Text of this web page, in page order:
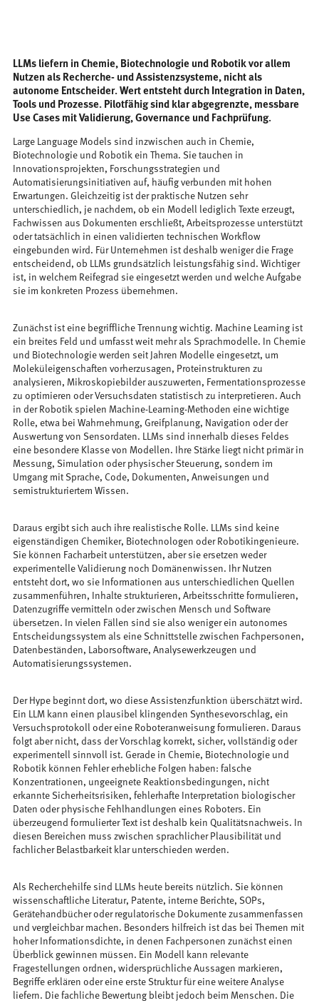
LLMs liefern in Chemie, Biotechnologie und Robotik vor allem
Nutzen als Recherche- und Assistenzsysteme, nicht als
autonome Entscheider. Wert entsteht durch Integration in Daten,
Tools und Prozesse. Pilotfähig sind klar abgegrenzte, messbare
Use Cases mit Validierung, Governance und Fachprüfung.
Large Language Models sind inzwischen auch in Chemie,
Biotechnologie und Robotik ein Thema. Sie tauchen in
Innovationsprojekten, Forschungsstrategien und
Automatisierungsinitiativen auf, häufig verbunden mit hohen
Erwartungen. Gleichzeitig ist der praktische Nutzen sehr
unterschiedlich, je nachdem, ob ein Modell lediglich Texte erzeugt,
Fachwissen aus Dokumenten erschließt, Arbeitsprozesse unterstützt
oder tatsächlich in einen validierten technischen Workflow
eingebunden wird. Für Unternehmen ist deshalb weniger die Frage
entscheidend, ob LLMs grundsätzlich leistungsfähig sind. Wichtiger
ist, in welchem Reifegrad sie eingesetzt werden und welche Aufgabe
sie im konkreten Prozess übernehmen.
Zunächst ist eine begriffliche Trennung wichtig. Machine Learning ist
ein breites Feld und umfasst weit mehr als Sprachmodelle. In Chemie
und Biotechnologie werden seit Jahren Modelle eingesetzt, um
Moleküleigenschaften vorherzusagen, Proteinstrukturen zu
analysieren, Mikroskopiebilder auszuwerten, Fermentationsprozesse
zu optimieren oder Versuchsdaten statistisch zu interpretieren. Auch
in der Robotik spielen Machine-Learning-Methoden eine wichtige
Rolle, etwa bei Wahrnehmung, Greifplanung, Navigation oder der
Auswertung von Sensordaten. LLMs sind innerhalb dieses Feldes
eine besondere Klasse von Modellen. Ihre Stärke liegt nicht primär in
Messung, Simulation oder physischer Steuerung, sondern im
Umgang mit Sprache, Code, Dokumenten, Anweisungen und
semistrukturiertem Wissen.
Daraus ergibt sich auch ihre realistische Rolle. LLMs sind keine
eigenständigen Chemiker, Biotechnologen oder Robotikingenieure.
Sie können Facharbeit unterstützen, aber sie ersetzen weder
experimentelle Validierung noch Domänenwissen. Ihr Nutzen
entsteht dort, wo sie Informationen aus unterschiedlichen Quellen
zusammenführen, Inhalte strukturieren, Arbeitsschritte formulieren,
Datenzugriffe vermitteln oder zwischen Mensch und Software
übersetzen. In vielen Fällen sind sie also weniger ein autonomes
Entscheidungssystem als eine Schnittstelle zwischen Fachpersonen,
Datenbeständen, Laborsoftware, Analysewerkzeugen und
Automatisierungssystemen.
Der Hype beginnt dort, wo diese Assistenzfunktion überschätzt wird.
Ein LLM kann einen plausibel klingenden Synthesevorschlag, ein
Versuchsprotokoll oder eine Roboteranweisung formulieren. Daraus
folgt aber nicht, dass der Vorschlag korrekt, sicher, vollständig oder
experimentell sinnvoll ist. Gerade in Chemie, Biotechnologie und
Robotik können Fehler erhebliche Folgen haben: falsche
Konzentrationen, ungeeignete Reaktionsbedingungen, nicht
erkannte Sicherheitsrisiken, fehlerhafte Interpretation biologischer
Daten oder physische Fehlhandlungen eines Roboters. Ein
überzeugend formulierter Text ist deshalb kein Qualitätsnachweis. In
diesen Bereichen muss zwischen sprachlicher Plausibilität und
fachlicher Belastbarkeit klar unterschieden werden.
Als Recherchehilfe sind LLMs heute bereits nützlich. Sie können
wissenschaftliche Literatur, Patente, interne Berichte, SOPs,
Gerätehandbücher oder regulatorische Dokumente zusammenfassen
und vergleichbar machen. Besonders hilfreich ist das bei Themen mit
hoher Informationsdichte, in denen Fachpersonen zunächst einen
Überblick gewinnen müssen. Ein Modell kann relevante
Fragestellungen ordnen, widersprüchliche Aussagen markieren,
Begriffe erklären oder eine erste Struktur für eine weitere Analyse
liefern. Die fachliche Bewertung bleibt jedoch beim Menschen. Die